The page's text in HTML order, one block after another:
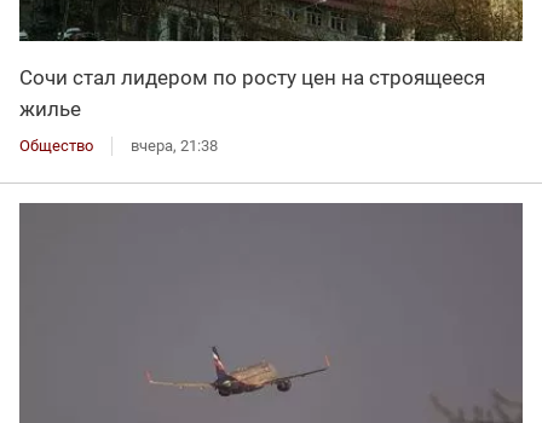
Сочи стал лидером по росту цен на строящееся
жилье
Общество вчера, 21:38